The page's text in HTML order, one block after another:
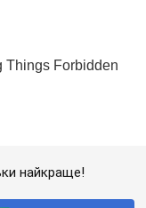
найкраще!